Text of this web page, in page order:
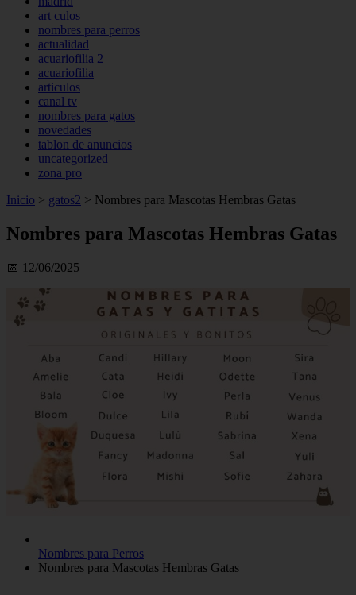
art culos
nombres para perros
actualidad
acuariofilia 2
acuariofilia
articulos
canal tv
nombres para gatos
novedades
tablon de anuncios
uncategorized
zona pro
Inicio > gatos2 > Nombres para Mascotas Hembras Gatas
Nombres para Mascotas Hembras Gatas
📅 12/06/2025
Nombres para Perros
Nombres para Mascotas Hembras Gatas